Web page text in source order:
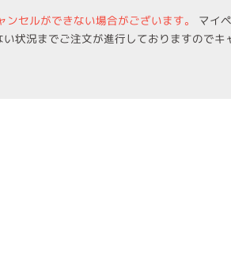
セルができない場合がございます。 マイ
状況までご注文が進行しておりますのでキ